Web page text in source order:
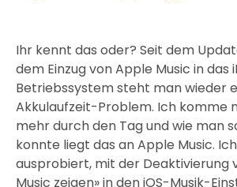
Ihr kennt das oder? Seit dem
dem Einzug von Apple Music in das
Betriebssystem steht man wieder
Akkulaufzeit-Problem. Ich komme
mehr durch den Tag und wie man
konnte liegt das an Apple Music.
ausprobiert, mit der Deaktivierung
Music zeigen» in den iOS-Musik-